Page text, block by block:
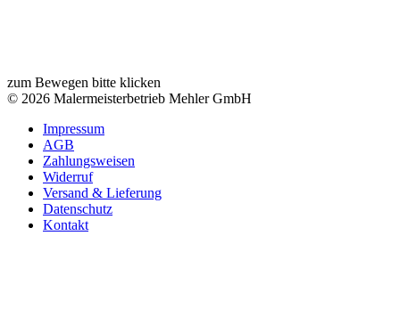
zum Bewegen bitte klicken
© 2026 Malermeisterbetrieb Mehler GmbH
Impressum
AGB
Zahlungsweisen
Widerruf
Versand & Lieferung
Datenschutz
Kontakt